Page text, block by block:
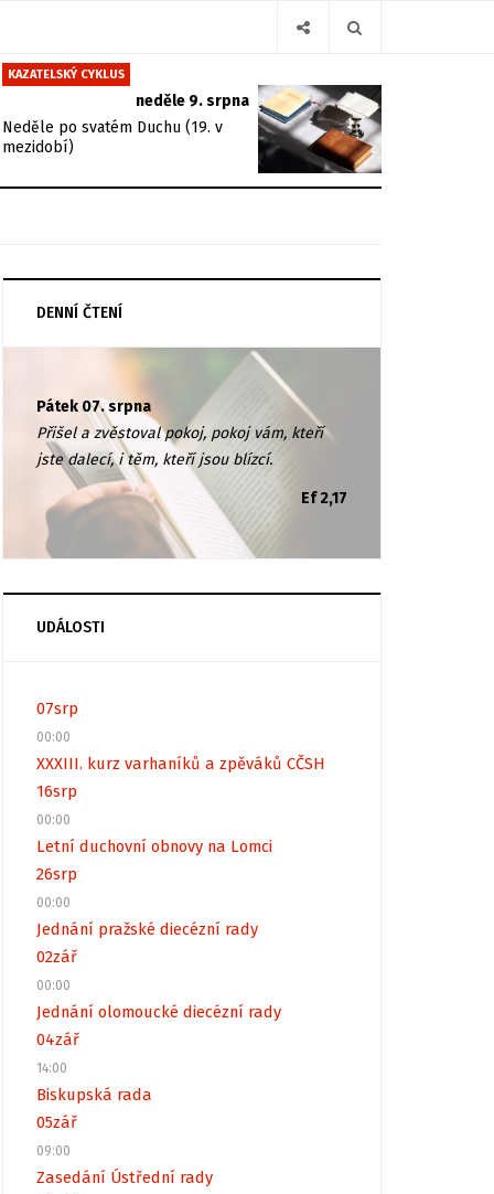
KAZATELSKÝ CYKLUS
neděle 9. srpna
Neděle po svatém Duchu (19. v
mezidobí)
DENNÍ ČTENÍ
Pátek 07. srpna
Přišel a zvěstoval pokoj, pokoj vám, kteří
jste dalecí, i těm, kteří jsou blízcí.
Ef 2,17
UDÁLOSTI
07srp
00:00
XXXIII. kurz varhaníků a zpěváků CČSH
16srp
00:00
Letní duchovní obnovy na Lomci
26srp
00:00
Jednání pražské diecézní rady
02zář
00:00
Jednání olomoucké diecézní rady
04zář
14:00
Biskupská rada
05zář
09:00
Zasedání Ústřední rady